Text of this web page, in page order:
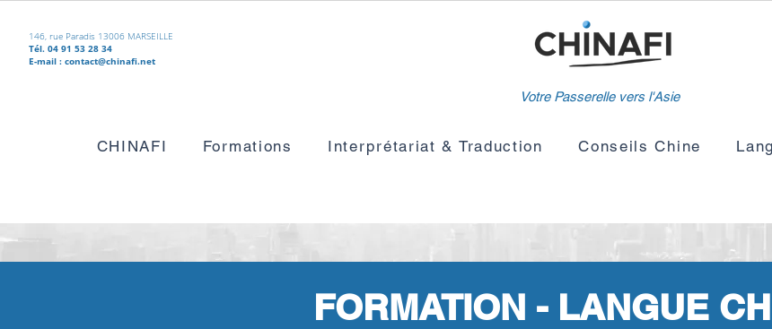
146, rue Paradis 13006 MARSEILLE
Tél. 04 91 53 28 34
E-mail : contact@chinafi.net
Votre Passerelle vers l'Asie
CHINAFI Formations Interprétariat & Traduction Conseils Chine
FORMATION - LANGUE